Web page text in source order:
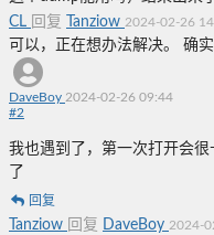
CL 回复 Tanziow 2024-02-26
可以，正在想办法解决。 确
DaveBoy 2024-02-26 09:44
#2
我也遇到了，第一次打开会
了
回复
Tanziow 回复 DaveBoy 2024-